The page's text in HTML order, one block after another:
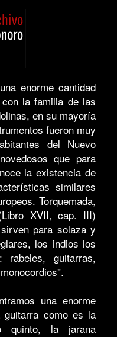
enorme cantidad
la familia de las
en su mayoría
fueron muy
del Nuevo
que para
la existencia de
similares
Torquemada,
XVII, cap. III)
para solaza y
los indios los
guitarras,
una enorme
como es la
quinto, la jarana